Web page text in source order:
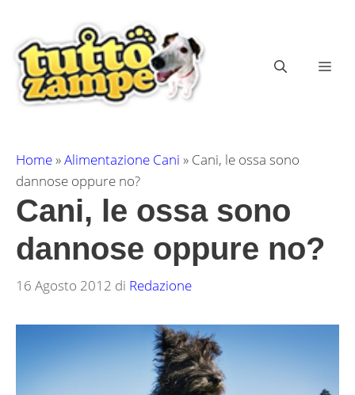
contenuto
Home»Alimentazione Cani » Cani, le ossa sono
dannose oppure no?
Cani, le ossa sono
dannose oppure no?
16 Agosto 2012 di Redazione